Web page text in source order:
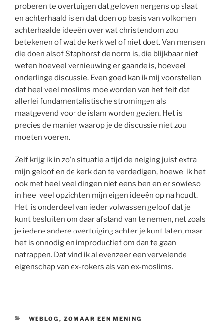
proberen te overtuigen dat geloven nergens op slaat
en achterhaald is en dat doen op basis van volkomen
achterhaalde ideeën over wat christendom zou
betekenen of wat de kerk wel of niet doet. Van mensen
die doen alsof Staphorst de norm is, die blijkbaar niet
weten hoeveel vernieuwing er gaande is, hoeveel
onderlinge discussie. Even goed kan ik mij voorstellen
dat heel veel moslims moe worden van het feit dat
allerlei fundamentalistische stromingen als
maatgevend voor de islam worden gezien. Het is
precies de manier waarop je de discussie niet zou
moeten voeren.
Zelf krijg ik in zo’n situatie altijd de neiging juist extra
mijn geloof en de kerk dan te verdedigen, hoewel ik het
ook met heel veel dingen niet eens ben en er sowieso
in heel veel opzichten mijn eigen ideeën op na houdt.
Het is onderdeel van ieder volwassen geloof dat je
kunt besluiten om daar afstand van te nemen, net zoals
je iedere andere overtuiging achter je kunt laten, maar
het is onnodig en improductief om dan te gaan
natrappen. Dat vind ik al evenzeer een vervelende
eigenschap van ex-rokers als van ex-moslims.
CATEGORIEËN
WEBLOG , ZOMAAR EEN MENING